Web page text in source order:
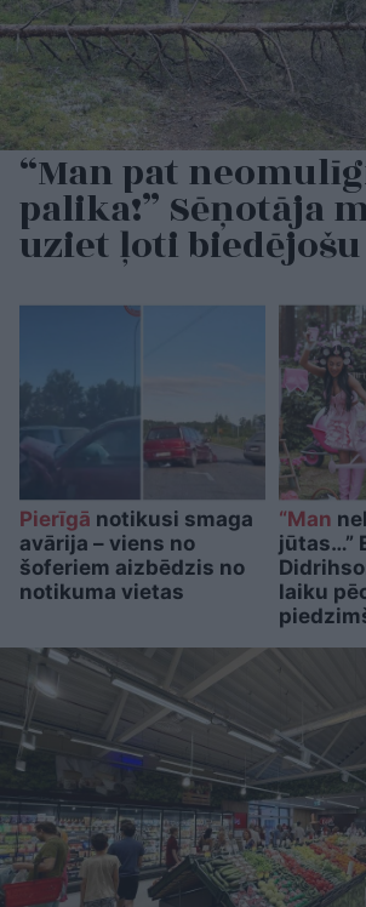
“Man pat
palika!” Sēņotāja
uziet ļoti
Pierīgā notikusi smaga
avārija – viens no
šoferiem aizbēdzis no
notikuma vietas
“Man
jūtas…”
laiku